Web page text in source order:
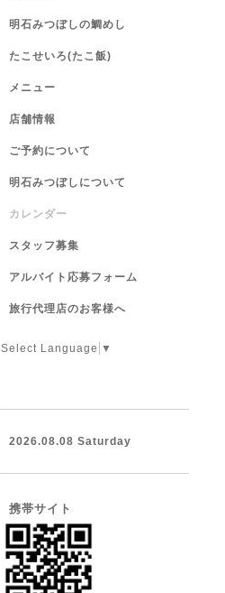
明石みつぼしの鯛めし
たこせいろ(たこ飯)
メニュー
店舗情報
ご予約について
明石みつぼしについて
カレンダー
スタッフ募集
アルバイト応募フォーム
旅行代理店のお客様へ
Select Language ▼
2026.08.08 Saturday
携帯サイト